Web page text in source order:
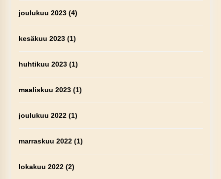
joulukuu 2023(4)
kesäkuu 2023(1)
huhtikuu 2023(1)
maaliskuu 2023(1)
joulukuu 2022(1)
marraskuu 2022(1)
lokakuu 2022(2)